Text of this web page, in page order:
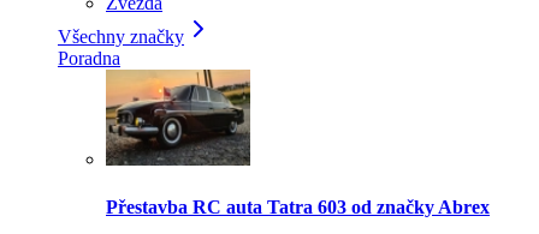
Všechny značky
Poradna
Přestavba RC auta Tatra 603 od značky Abrex